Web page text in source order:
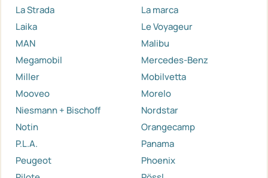
La Strada
La marca
Laika
Le Voyageur
MAN
Malibu
Megamobil
Mercedes-Benz
Miller
Mobilvetta
Mooveo
Morelo
Niesmann + Bischoff
Nordstar
Notin
Orangecamp
P.L.A.
Panama
Peugeot
Phoenix